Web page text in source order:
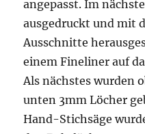
angepasst. Im
ausgedruckt und mit
Ausschnitte
einem Fineliner auf
Als nächstes wurden
unten 3mm Löcher
Hand-Stichsäge